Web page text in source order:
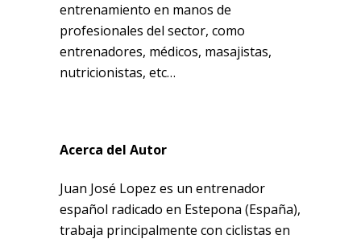
entrenamiento en manos de
profesionales del sector, como
entrenadores, médicos, masajistas,
nutricionistas, etc…
Acerca del Autor
Juan José Lopez es un entrenador
español radicado en Estepona (España),
trabaja principalmente con ciclistas en